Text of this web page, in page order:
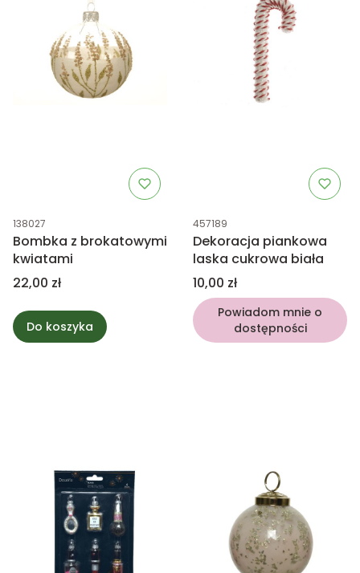
Kod produktu
138027
Bombka z brokatowymi
kwiatami
Cena
22,00 zł
Do koszyka
Kod produktu
457189
Dekoracja piankowa
laska cukrowa biała
Cena
10,00 zł
Powiadom mnie o
dostępności